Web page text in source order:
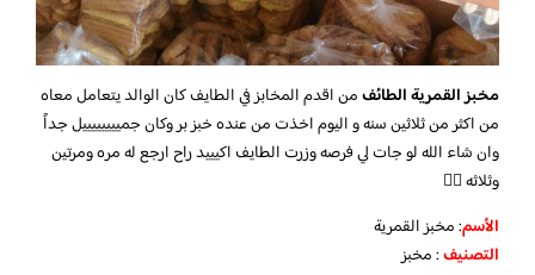
مخبز القمرية الطائفمن اقدم المخابز في الطايف كان الوالد يتعامل معاه
من اكثر من ثلاثين سنه و اليوم اخذت من عنده خبز بر وكان جمييييييييل جداً
وان شاء الله لو جات لي فرصه وزرت الطايف اكيييد راح ارجع له مره ومرتين
وثلاثه 👍🏻
الأسم: مخبز القمرية
التصنيف: مخبز